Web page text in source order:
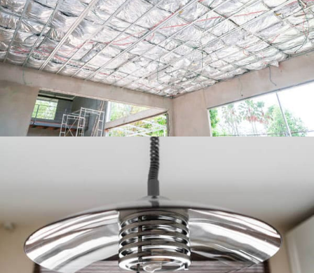
آلومینیوم را برای استفاده از روشنایی داخلی کاوش کنید:
سبک وزن آن را کشف کنید, مقاوم در برابر خوردگی, و
خواص رسانا حرارتی که آن را برای وسایل روشنایی مدرن
ایده آل می کند, محاصره, و طرح های تزئینی.
فویل آلومینیومی برای محافظ حرارتی خودرو
سپرهای حرارتی خودرو عموما از مواد بادوام در دمای بالا
ساخته می شوند, مانند الیاف سرامیکی, الیاف شیشه و
فویل آلومینیومی برای محافظ حرارتی خودرو.